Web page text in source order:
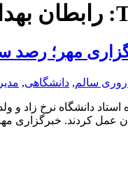
رابطان
مهر؛ رصد
سالم, دانشگاهی,
استاد دانشگاه نرخ
عمل کردند. خبرگزاری